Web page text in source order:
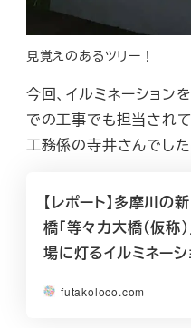
見覚えのあるツリー！
今回、イルミネーション
での工事でも担当され
工務係の寺井さんでした
【レポート】多摩川の
橋「等々力大橋（仮称
場に灯るイルミネーシ
futakoloco.com